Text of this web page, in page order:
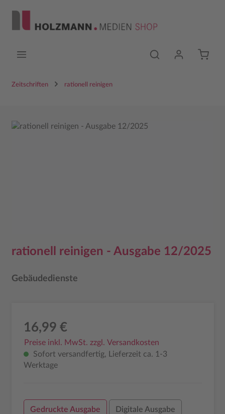
Zeitschriften rationell reinigen
Bildergalerie überspringen
rationell reinigen - Ausgabe 12/2025
Gebäudedienste
16,99 €
Preise inkl. MwSt. zzgl. Versandkosten
Sofort versandfertig, Lieferzeit ca. 1-3
Werktage
Gedruckte Ausgabe Digitale Ausgabe